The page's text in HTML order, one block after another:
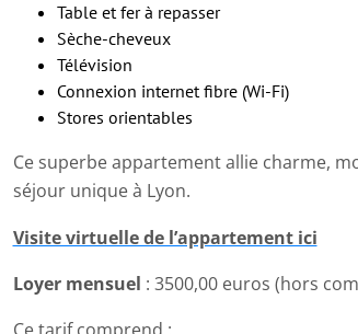
Table et fer à repasser
Sèche-cheveux
Télévision
Connexion internet fibre (Wi-Fi)
Stores orientables
Ce superbe appartement allie charme,
séjour unique à Lyon.
Visite virtuelle de l’appartement ici
Loyer mensuel : 3500,00 euros (hors